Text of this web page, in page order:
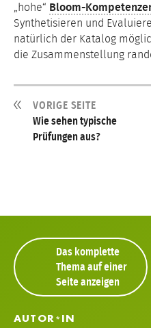
„hohe“ Bloom-
Synthetisieren und
natürlich der Katalog
die Zusammenstellung
VORIGE SEITE
Wie sehen typische
Prüfungen aus?
Das komplette
Thema auf einer
Seite anzeigen
AUTOR* IN